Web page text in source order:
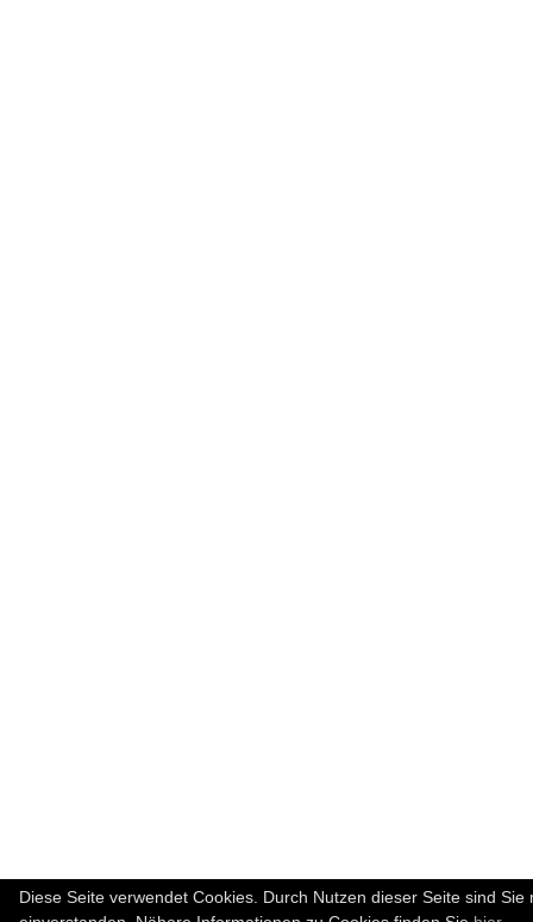
Diese Seite verwendet Cookies. Durch Nutzen dieser Seite sind